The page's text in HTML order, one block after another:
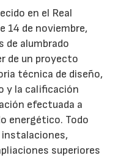
en el Real
14 de noviembre,
de alumbrado
de un proyecto
técnica de diseño,
y la calificación
efectuada a
energético. Todo
instalaciones,
superiores